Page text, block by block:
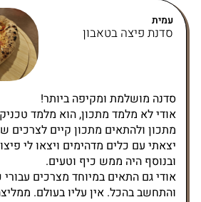
עמית
סדנת פיצה בטאבון
סדנה מושלמת ומקיפה ביותר!
אודי לא מלמד מתכון, הוא מלמד
מתכון ולהתאים מתכון קיים לצרכים
יצאתי עם כלים מדהימים ויצאו לי
ובנוסף היה ממש כיף וטעים.
אודי גם התאים במיוחד מצרכים עבורי
והתחשב בהכל. אין עליו בעולם.